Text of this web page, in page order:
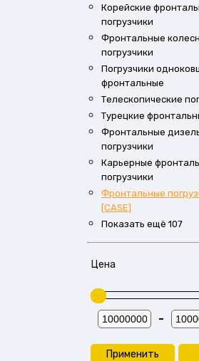
Корейские
погрузчики
Фронтальные
погрузчики
Погрузчики
фронтальные
Телескопические
Турецкие
Фронтальные
погрузчики
Карьерные
погрузчики
Фронтальные
[CASE]
Показать ещё 107
Цена
-
Применить